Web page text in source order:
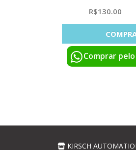
R$130.00
Comprar
KIRSCH